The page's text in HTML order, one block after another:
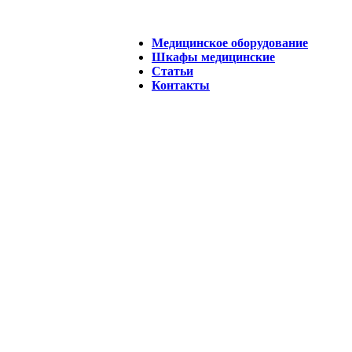
Медицинское оборудование
Шкафы медицинские
Статьи
Контакты